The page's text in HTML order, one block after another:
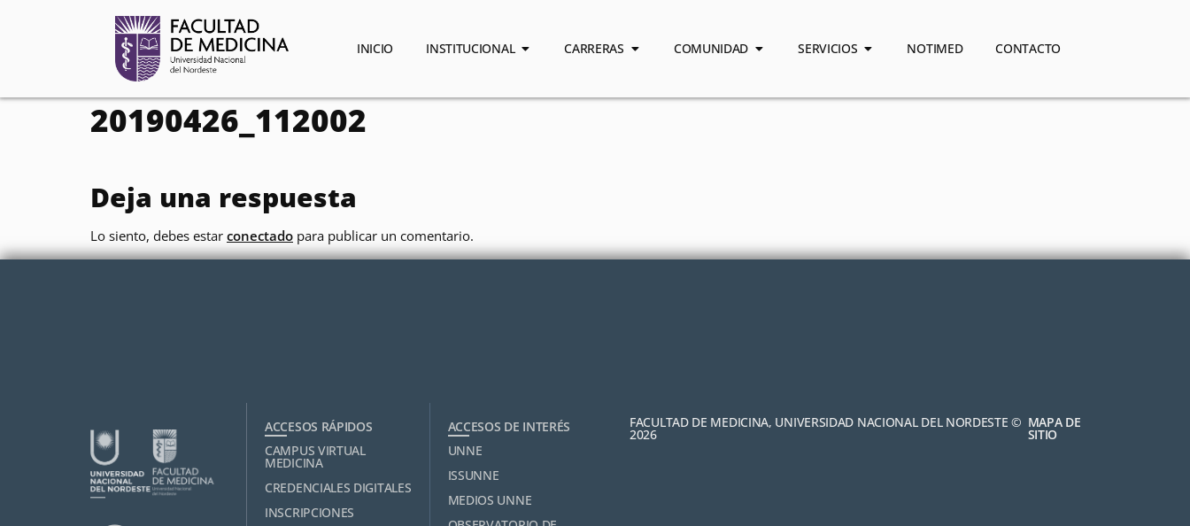
INICIO INSTITUCIONAL CARRERAS COMUNIDAD SERVICIOS NOTIMED CONTACTO
20190426_112002
Deja una respuesta
Lo siento, debes estar conectado para publicar un comentario.
ACCESOS RÁPIDOS
CAMPUS VIRTUAL
MEDICINA
CREDENCIALES DIGITALES
INSCRIPCIONES
ACCESOS DE INTERÉS
UNNE
ISSUNNE
MEDIOS UNNE
FACULTAD DE MEDICINA, UNIVERSIDAD NACIONAL DEL NORDESTE ©
2026
MAPA DE
SITIO